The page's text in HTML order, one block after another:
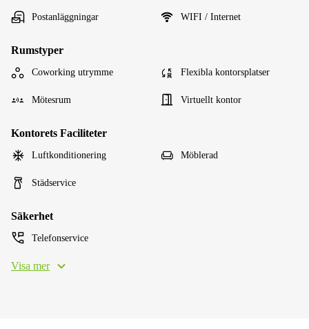
Postanläggningar WIFI / Internet
Rumstyper
Coworking utrymme Flexibla kontorsplatser
Mötesrum Virtuellt kontor
Kontorets Faciliteter
Luftkonditionering Möblerad
Städservice
Säkerhet
Telefonservice
Visa mer